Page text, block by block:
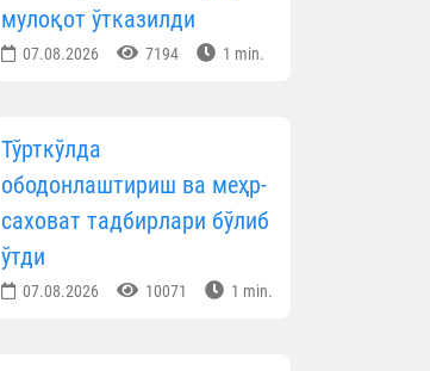
мулоқот ўтказилди
07.08.2026 7194 1 min.
Тўрткўлда
ободонлаштириш ва меҳр-
саховат тадбирлари бўлиб
ўтди
07.08.2026 10071 1 min.